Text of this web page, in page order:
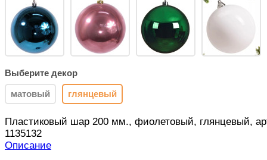
Выберите декор
матовый глянцевый
Пластиковый шар 200 мм., фиолетовый, глянцевый,
1135132
Описание